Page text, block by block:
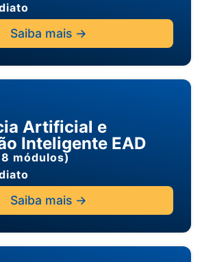
Saiba mais ->
Artificial e
Inteligente EAD
módulos)
Saiba mais ->